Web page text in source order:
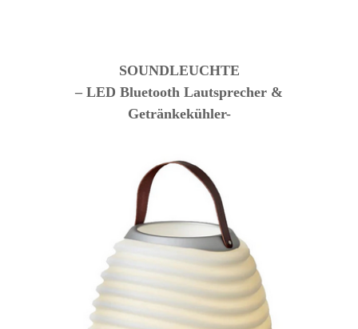
SOUNDLEUCHTE
– LED Bluetooth Lautsprecher &
Getränkekühler-